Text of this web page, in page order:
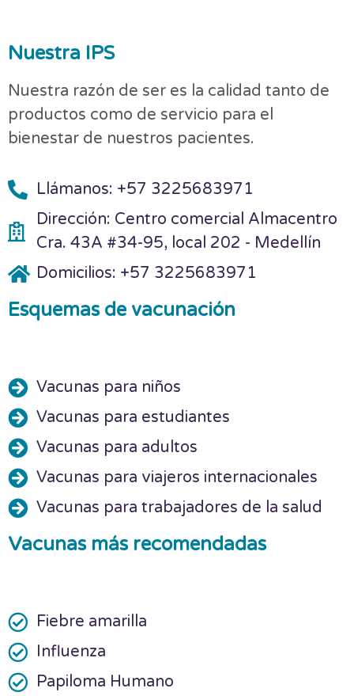
Nuestra IPS
Nuestra razón de ser es la calidad tanto de
productos como de servicio para el
bienestar de nuestros pacientes.
Llámanos: +57 3225683971
Dirección: Centro comercial Almacentro
Cra. 43A #34-95, local 202 - Medellín
Domicilios: +57 3225683971
Esquemas de vacunación
Vacunas para niños
Vacunas para estudiantes
Vacunas para adultos
Vacunas para viajeros internacionales
Vacunas para trabajadores de la salud
Vacunas más recomendadas
Fiebre amarilla
Influenza
Papiloma Humano